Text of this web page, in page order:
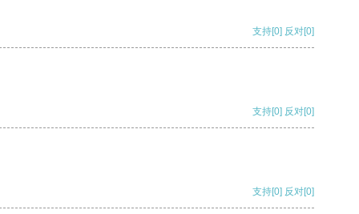
支持[0] 反对[0]
支持[0] 反对[0]
支持[0] 反对[0]